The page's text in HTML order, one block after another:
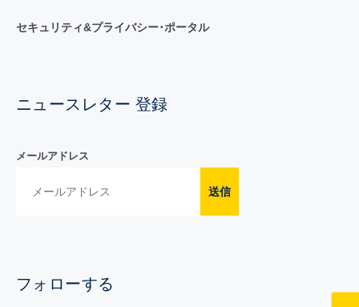
セキュリティ&プライバシー･ポータル
ニュースレター 登録
メールアドレス
送信
フォローする